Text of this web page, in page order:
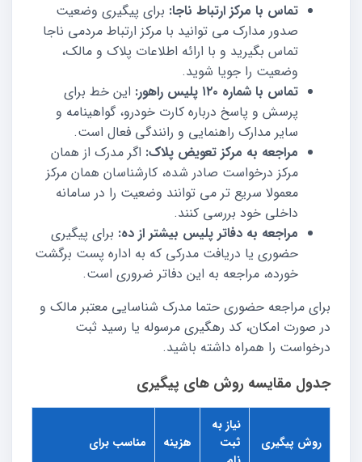
تماس با مرکز ارتباط ناجا: برای پیگیری وضعیت
صدور مدارک می توانید با مرکز ارتباط مردمی ناجا
تماس بگیرید و با ارائه اطلاعات پلاک و مالک،
وضعیت را جویا شوید.
تماس با شماره ۱۲۰ پلیس راهور:
این خط برای
پرسش و پاسخ درباره کارت خودرو، گواهینامه و
سایر مدارک راهنمایی و رانندگی فعال است.
مراجعه به مرکز تعویض پلاک: اگر مدرک از همان
مرکز درخواست صادر شده، کارشناسان همان مرکز
معمولا سریع تر می توانند وضعیت را در سامانه
داخلی خود بررسی کنند.
مراجعه به دفاتر پلیس بیشتر از ده: برای پیگیری
حضوری یا دریافت مدرکی که به اداره پست برگشت
خورده، مراجعه به این دفاتر ضروری است.
برای مراجعه حضوری حتما مدرک شناسایی معتبر مالک و
در صورت امکان، کد رهگیری مرسوله یا رسید ثبت
درخواست را همراه داشته باشید.
جدول مقایسه روش های پیگیری
روش پیگیری
نیاز به
ثبت
هزینه مناسب برای